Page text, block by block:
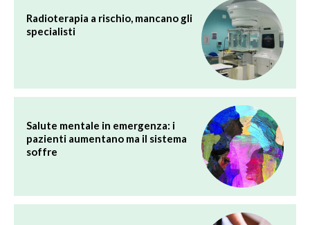
Radioterapia a rischio, mancano gli
specialisti
Salute mentale in emergenza: i
pazienti aumentano ma il sistema
soffre